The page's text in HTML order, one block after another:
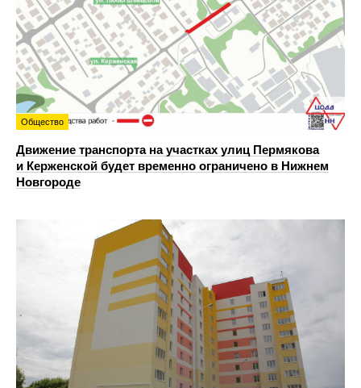
Общество
Движение транспорта на участках улиц Пермякова
и Керженской будет временно ограничено в Нижнем
Новгороде